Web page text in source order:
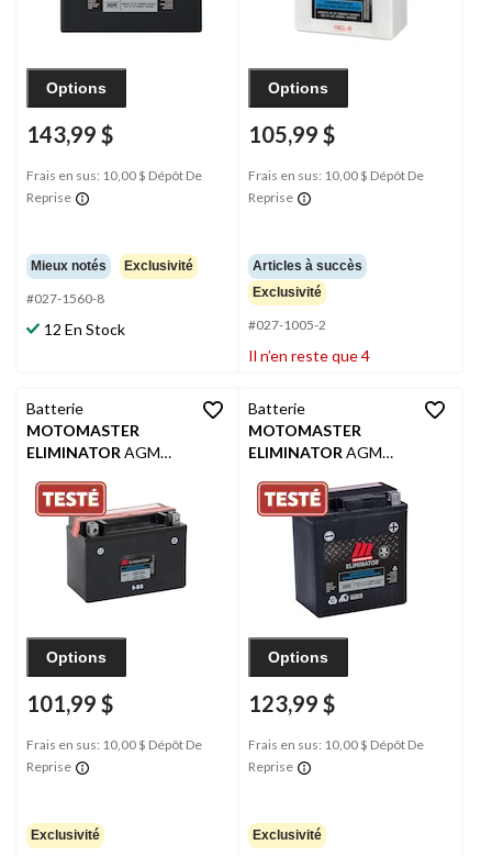
Options
143,99 $
Frais en sus: 10,00 $ Dépôt De
Reprise
Mieux notés Exclusivité
#027-1560-8
12 En Stock
Options
105,99 $
Frais en sus: 10,00 $ Dépôt De
Reprise
Articles à succès
Exclusivité
#027-1005-2
Il n’en reste que 4
Batterie
MOTOMASTER
ELIMINATOR AGM
sports motorisés, 9-BS
Options
101,99 $
Frais en sus: 10,00 $ Dépôt De
Reprise
Exclusivité
Batterie
MOTOMASTER
ELIMINATOR AGM
véhicules de sports
motorisés, CTX7L
Options
123,99 $
Frais en sus: 10,00 $ Dépôt De
Reprise
Exclusivité